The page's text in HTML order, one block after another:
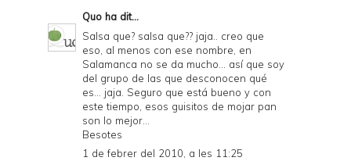
Quo ha dit...
Salsa que? salsa que?? jaja.. creo que
eso, al menos con ese nombre, en
Salamanca no se da mucho... así que soy
del grupo de las que desconocen qué
es... jaja. Seguro que está bueno y con
este tiempo, esos guisitos de mojar pan
son lo mejor...
Besotes
1 de febrer del 2010, a les 11:25